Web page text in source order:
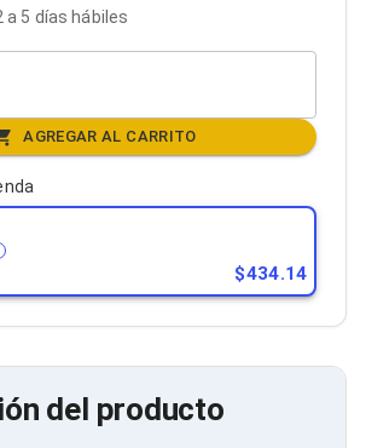
DisplayPort
HDMI
de Vídeo
VGA / HD15
AUX
USB
a 5 días hábiles
AGREGAR AL CARRITO
434.14
del producto